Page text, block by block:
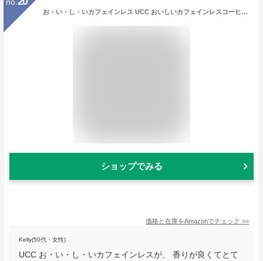
お・い・し・いカフェインレス UCC おいしいカフェインレスコーヒー ドリップコーヒー デカフェ・ノンカフェイン レギュラー(ドリップ) 7グラム (x 50)
ショップでみる
価格と在庫をAmazonでチェック >>
Kelly(50代・女性)
UCC お・い・し・いカフェインレスが、 香りが良くてとて